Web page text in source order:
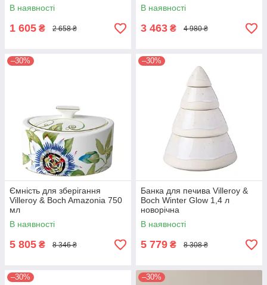
В наявності
1 605 ₴ 2 658 ₴
В наявності
3 463 ₴ 4 980 ₴
–30%
Ємність для зберігання
Villeroy & Boch Amazonia 750
мл
В наявності
5 805 ₴ 8 346 ₴
–30%
Банка для печива Villeroy &
Boch Winter Glow 1,4 л
новорічна
В наявності
5 779 ₴ 8 308 ₴
–30% –30%